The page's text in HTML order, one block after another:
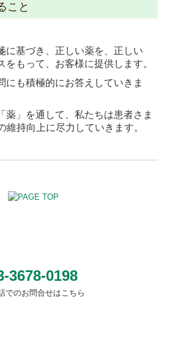
こと
に基づき、正しい薬を、正しい
をもって、お客様に提供します。
にも積極的にお答えしていきま
薬」を通して、私たちは患者さま
維持向上に尽力していきます。
3678-0198
でのお問合せはこちら